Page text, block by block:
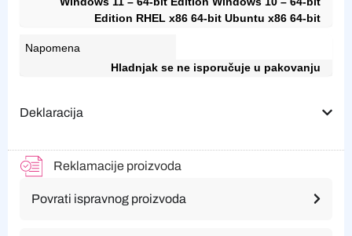
Edition RHEL x86 64-bit Ubuntu x86 64-bit
Napomena
Hladnjak se ne isporučuje u pakovanju
Deklaracija
Reklamacije proizvoda
Povrati ispravnog proizvoda